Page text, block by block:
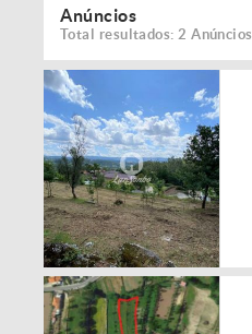
Anúncios
Total resultados: 2 Anúncios